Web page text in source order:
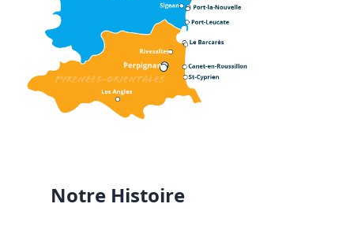
Notre Histoire